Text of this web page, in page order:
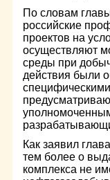
По словам
российские
проектов на
осуществляют
среды при
действия были
Как заявил
тем более о
комплекса не